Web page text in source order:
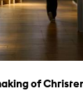
of